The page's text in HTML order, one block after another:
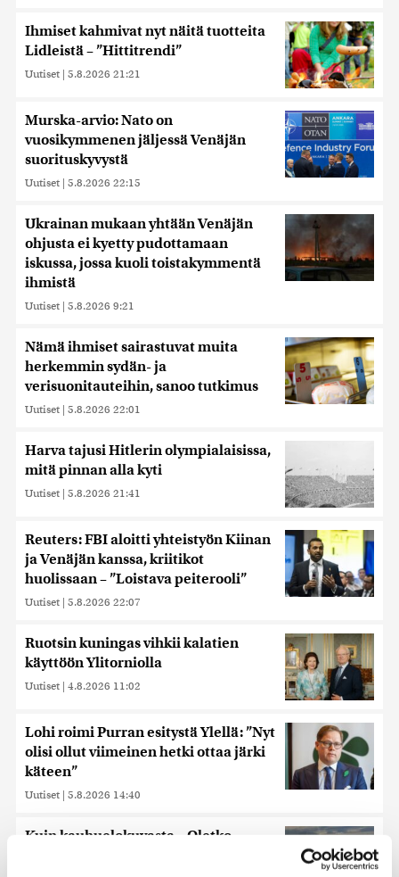
Ihmiset kahmivat nyt näitä tuotteita
Lidleistä – ”Hittitrendi”
Uutiset | 5.8.2026 21:21
Murska-arvio: Nato on
vuosikymmenen jäljessä Venäjän
suorituskyvystä
Uutiset | 5.8.2026 22:15
Ukrainan mukaan yhtään Venäjän
ohjusta ei kyetty pudottamaan
iskussa, jossa kuoli toistakymmentä
ihmistä
Uutiset | 5.8.2026 9:21
Nämä ihmiset sairastuvat muita
herkemmin sydän- ja
verisuonitauteihin, sanoo tutkimus
Uutiset | 5.8.2026 22:01
Harva tajusi Hitlerin olympialaisissa,
mitä pinnan alla kyti
Uutiset | 5.8.2026 21:41
Reuters: FBI aloitti yhteistyön Kiinan
ja Venäjän kanssa, kriitikot
huolissaan – ”Loistava peiterooli”
Uutiset | 5.8.2026 22:07
Ruotsin kuningas vihkii kalatien
käyttöön Ylitorniolla
Uutiset | 4.8.2026 11:02
Lohi roimi Purran esitystä Ylellä: ”Nyt
olisi ollut viimeinen hetki ottaa järki
käteen”
Uutiset | 5.8.2026 14:40
Kuin kauhuelokuvasta – Oletko